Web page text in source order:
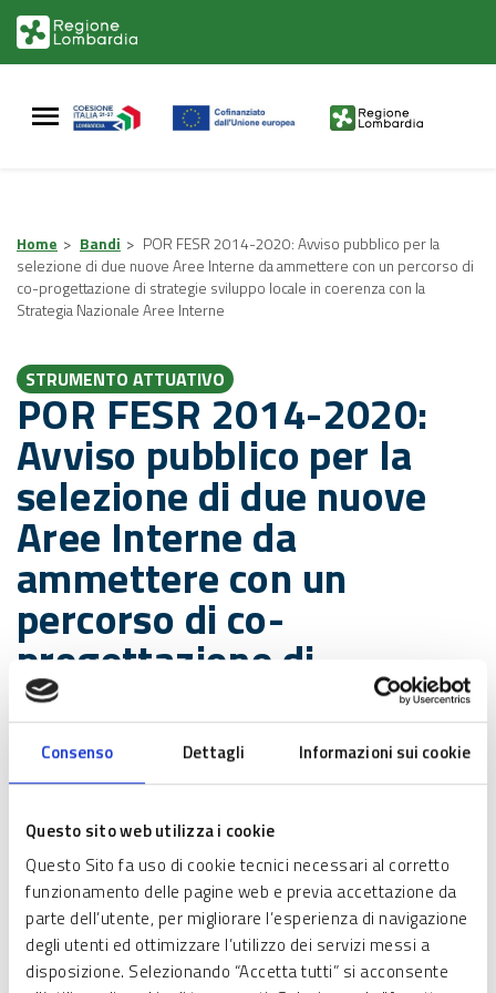
Consenso Dettagli Informazioni sui cookie
Questo sito web utilizza i cookie
Questo Sito fa uso di cookie tecnici necessari al corretto
funzionamento delle pagine web e previa accettazione da
parte dell’utente, per migliorare l’esperienza di navigazione
degli utenti ed ottimizzare l’utilizzo dei servizi messi a
disposizione. Selezionando “Accetta tutti” si acconsente
contenuto
footer
Home > Bandi > POR FESR 2014-2020: Avviso pubblico per la
selezione di due nuove Aree Interne da ammettere con un percorso di
co-progettazione di strategie sviluppo locale in coerenza con la
Strategia Nazionale Aree Interne
STRUMENTO ATTUATIVO
POR FESR 2014-2020:
Avviso pubblico per la
selezione di due nuove
Aree Interne da
ammettere con un
percorso di co-
progettazione di
strategie sviluppo locale
in coerenza con la
Strategia Nazionale Aree
Interne
Codice:RLA12016000842
Domanda dal:10/04/2016ore 10:00
Scade il:20/05/2016,ore 12:00